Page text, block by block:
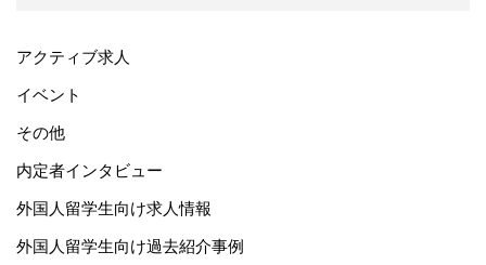
アクティブ求人
イベント
その他
内定者インタビュー
外国人留学生向け求人情報
外国人留学生向け過去紹介事例